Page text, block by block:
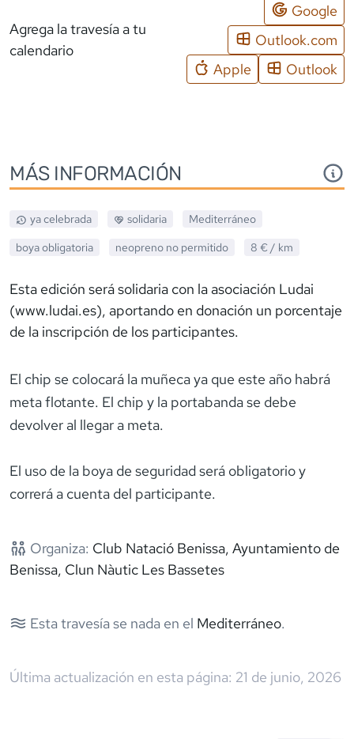
Agrega la travesía a tu
calendario
Google
Outlook.com
Apple
Outlook
MÁS INFORMACIÓN
ya celebrada solidaria
Mediterráneo
boya obligatoria
neopreno no permitido 8 € / km
Esta edición será solidaria con la asociación Ludai
(www.ludai.es), aportando en donación un porcentaje
de la inscripción de los participantes.
El chip se colocará la muñeca ya que este año habrá
meta flotante. El chip y la portabanda se debe
devolver al llegar a meta.
El uso de la boya de seguridad será obligatorio y
correrá a cuenta del participante.
Organiza: Club Natació Benissa, Ayuntamiento de
Benissa, Clun Nàutic Les Bassetes
Esta travesía se nada en el Mediterráneo.
Última actualización en esta página: 21 de junio, 2026